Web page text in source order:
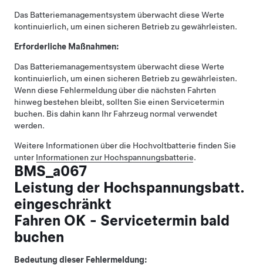
Das Batteriemanagementsystem überwacht diese Werte
kontinuierlich, um einen sicheren Betrieb zu gewährleisten.
Erforderliche Maßnahmen:
Das Batteriemanagementsystem überwacht diese Werte
kontinuierlich, um einen sicheren Betrieb zu gewährleisten.
Wenn diese Fehlermeldung über die nächsten Fahrten
hinweg bestehen bleibt, sollten Sie einen Servicetermin
buchen. Bis dahin kann Ihr Fahrzeug normal verwendet
werden.
Weitere Informationen über die Hochvoltbatterie finden Sie
unter Informationen zur Hochspannungsbatterie.
BMS_a067
Leistung der Hochspannungsbatt.
eingeschränkt
Fahren OK - Servicetermin bald
buchen
Bedeutung dieser Fehlermeldung: